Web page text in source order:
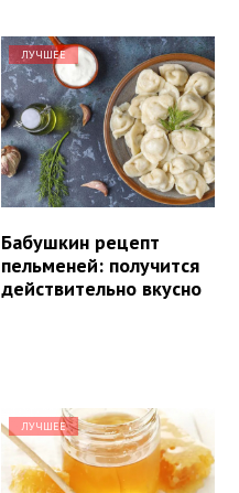
ЛУЧШЕЕ
Бабушкин рецепт
пельменей: получится
действительно вкусно
ЛУЧШЕЕ